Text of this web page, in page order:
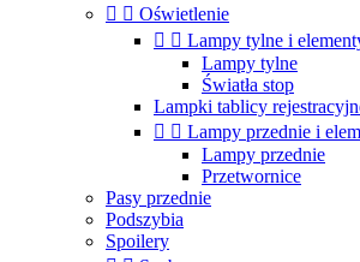
  Oświetlenie
  Lampy tylne i
Lampy tylne
Światła stop
Lampki tablicy
  Lampy przednie i
Lampy przednie
Przetwornice
Pasy przednie
Podszybia
Spoilery